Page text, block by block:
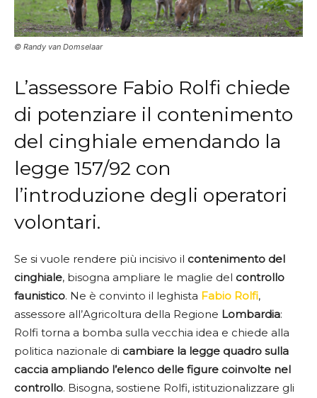
© Randy van Domselaar
L’assessore Fabio Rolfi chiede
di potenziare il contenimento
del cinghiale emendando la
legge 157/92 con
l’introduzione degli operatori
volontari.
Se si vuole rendere più incisivo il contenimento del
cinghiale, bisogna ampliare le maglie del controllo
faunistico. Ne è convinto il leghista Fabio Rolfi,
assessore all’Agricoltura della Regione Lombardia:
Rolfi torna a bomba sulla vecchia idea e chiede alla
politica nazionale di cambiare la legge quadro sulla
caccia ampliando l’elenco delle figure coinvolte nel
controllo. Bisogna, sostiene Rolfi, istituzionalizzare gli